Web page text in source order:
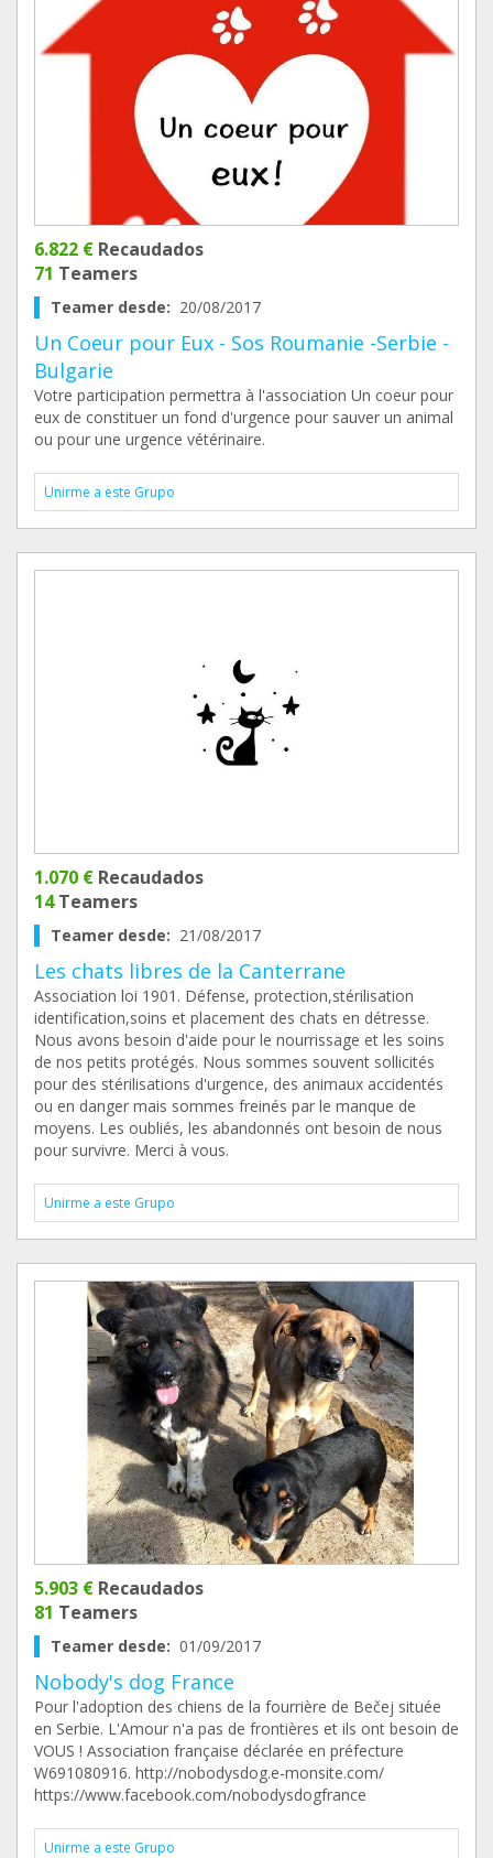
6.822 € Recaudados
71 Teamers
Teamer desde: 20/08/2017
Un Coeur pour Eux - Sos Roumanie -Serbie -
Bulgarie
Votre participation permettra à l'association Un coeur pour
eux de constituer un fond d'urgence pour sauver un animal
ou pour une urgence vétérinaire.
Unirme a este Grupo
1.070 € Recaudados
14Teamers
Teamer desde: 21/08/2017
Les chats libres de la Canterrane
Association loi 1901. Défense, protection,stérilisation
identification,soins et placement des chats en détresse.
Nous avons besoin d'aide pour le nourrissage et les soins
de nos petits protégés. Nous sommes souvent sollicités
pour des stérilisations d'urgence, des animaux accidentés
ou en danger mais sommes freinés par le manque de
moyens. Les oubliés, les abandonnés ont besoin de nous
pour survivre. Merci à vous.
Unirme a este Grupo
5.903 € Recaudados
81 Teamers
Teamer desde: 01/09/2017
Nobody's dog France
Pour l'adoption des chiens de la fourrière de Bečej située
en Serbie. L'Amour n'a pas de frontières et ils ont besoin de
VOUS ! Association française déclarée en préfecture
W691080916. http://nobodysdog.e-monsite.com/
https://www.facebook.com/nobodysdogfrance
Unirme a este Grupo